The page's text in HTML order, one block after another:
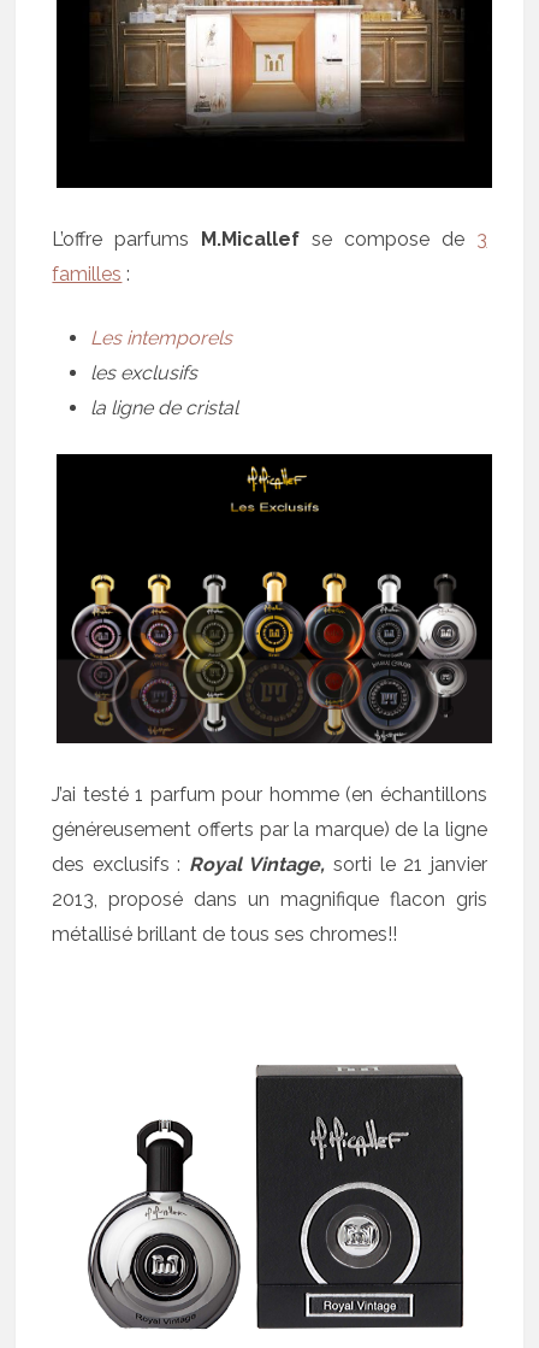
L’offre parfums M.Micallef se compose de 3
familles :
Les intemporels
les exclusifs
la ligne de cristal
J’ai testé 1 parfum pour homme (en échantillons
généreusement offerts par la marque) de la ligne
des exclusifs : Royal Vintage, sorti le 21 janvier
2013, proposé dans un magnifique flacon gris
métallisé brillant de tous ses chromes!!